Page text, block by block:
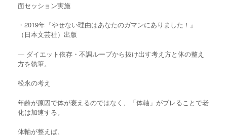
面セッション実施
・2019年『やせない理由はあなたのガマンにありました！』
（日本文芸社）出版
― ダイエット依存・不調ループから抜け出す考え方と体の整え
方を執筆。
松永の考え
年齢が原因で体が衰えるのではなく、「体軸」がブレることで老
化は加速する。
体軸が整えば、